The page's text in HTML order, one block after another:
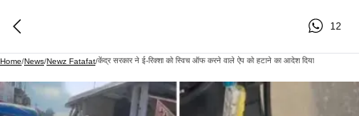
12
Home/News/Newz Fatafat/केंद्र सरकार ने ई-रिक्शा को स्विच ऑफ करने वाले ऐप को हटाने का आदेश दिया